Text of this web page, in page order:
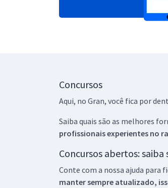
Concursos
Aqui, no Gran, você fica por
Saiba quais são as melhores
profissionais experientes no
Concursos abertos:
Conte com a nossa ajuda para
manter sempre atualizado,